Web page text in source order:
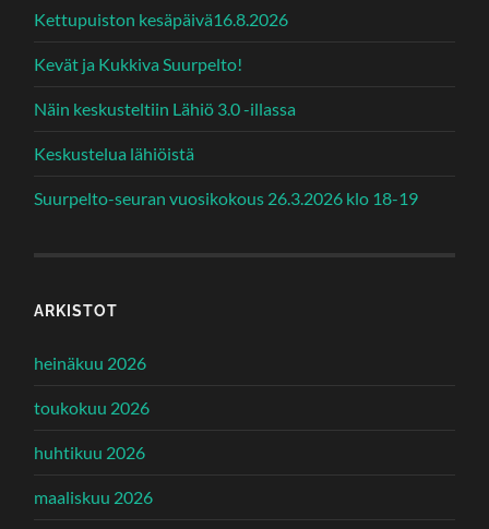
Kettupuiston kesäpäivä16.8.2026
Kevät ja Kukkiva Suurpelto!
Näin keskusteltiin Lähiö 3.0 -illassa
Keskustelua lähiöistä
Suurpelto-seuran vuosikokous 26.3.2026 klo 18-19
ARKISTOT
heinäkuu 2026
toukokuu 2026
huhtikuu 2026
maaliskuu 2026